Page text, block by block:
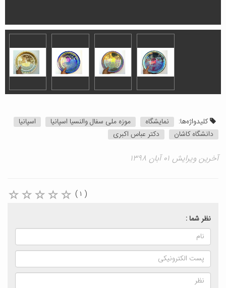
کلیدواژه‌ها: نمایشگاه موزه ملی سفال والنسیا اسپانیا
اسپانیا
دانشگاه کاشان
دکتر عباس اکبری
آخرین ویرایش ۰۱ آبان ۱۳۹۸
( ۱ )
نظر شما :